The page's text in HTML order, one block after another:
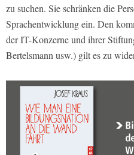
zu suchen. Sie schränken die
Sprachentwicklung ein. Den
der IT-Konzerne und ihrer
Bertelsmann usw.) gilt es zu